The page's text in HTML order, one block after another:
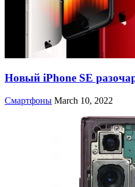
Новый iPhone SE
Смартфоны March 10, 2022